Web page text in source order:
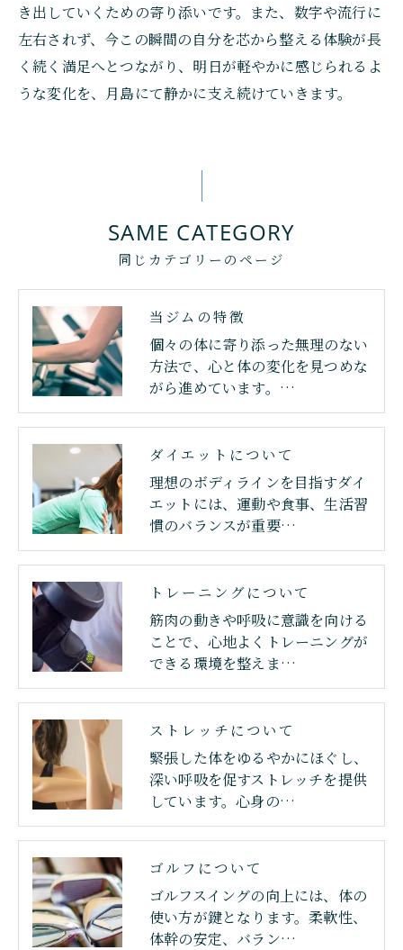
き出していくための寄り添いです。また、数字や流行に
左右されず、今この瞬間の自分を芯から整える体験が長
く続く満足へとつながり、明日が軽やかに感じられるよ
うな変化を、月島にて静かに支え続けていきます。
同じカテゴリーのページ
SAME CATEGORY
当ジムの特徴
個々の体に寄り添った無理のない
方法で、心と体の変化を見つめな
がら進めています。…
ダイエットについて
理想のボディラインを目指すダイ
エットには、運動や食事、生活習
慣のバランスが重要…
トレーニングについて
筋肉の動きや呼吸に意識を向ける
ことで、心地よくトレーニングが
できる環境を整えま…
ストレッチについて
緊張した体をゆるやかにほぐし、
深い呼吸を促すストレッチを提供
しています。心身の…
ゴルフについて
ゴルフスイングの向上には、体の
使い方が鍵となります。柔軟性、
体幹の安定、バラン…